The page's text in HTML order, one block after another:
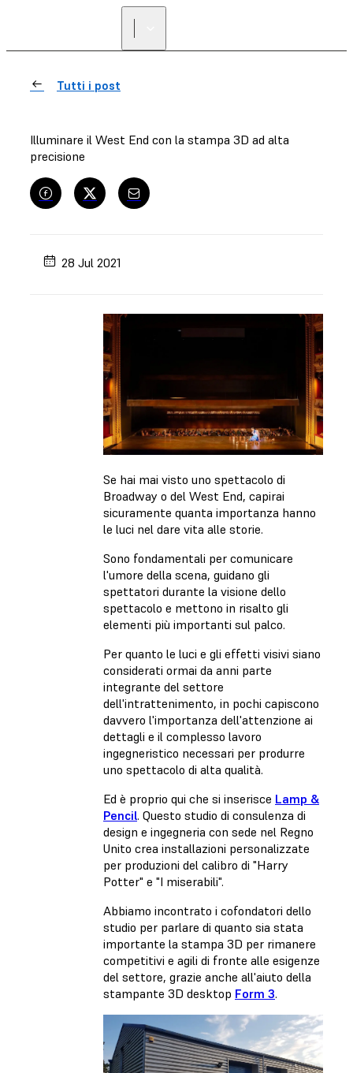
Tutti i post
Illuminare il West End con la stampa 3D ad alta
precisione
28 Jul 2021
Se hai mai visto uno spettacolo di
Broadway o del West End, capirai
sicuramente quanta importanza hanno
le luci nel dare vita alle storie.
Sono fondamentali per comunicare
l'umore della scena, guidano gli
spettatori durante la visione dello
spettacolo e mettono in risalto gli
elementi più importanti sul palco.
Per quanto le luci e gli effetti visivi siano
considerati ormai da anni parte
integrante del settore
dell'intrattenimento, in pochi capiscono
davvero l'importanza dell'attenzione ai
dettagli e il complesso lavoro
ingegneristico necessari per produrre
uno spettacolo di alta qualità.
Ed è proprio qui che si inserisce Lamp &
Pencil. Questo studio di consulenza di
design e ingegneria con sede nel Regno
Unito crea installazioni personalizzate
per produzioni del calibro di "Harry
Potter" e "I miserabili".
Abbiamo incontrato i cofondatori dello
studio per parlare di quanto sia stata
importante la stampa 3D per rimanere
competitivi e agili di fronte alle esigenze
del settore, grazie anche all'aiuto della
stampante 3D desktop Form 3.